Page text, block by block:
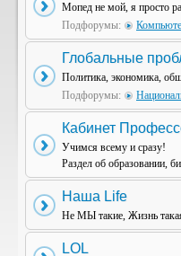
Мопед не мой, я просто
Подфорумы:
Глобальные
Политика, экономика,
Подфорумы:
Кабинет
Учимся всему и сразу!
Раздел об образовании,
Наша Life
Не МЫ такие, Жизнь
LOL